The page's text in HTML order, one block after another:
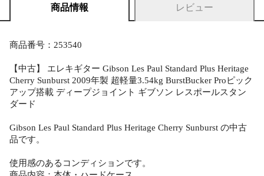
商品情報 レビュー
商品番号：253540
【中古】 エレキギター Gibson Les Paul Standard Plus Heritage
Cherry Sunburst 2009年製 超軽量3.54kg BurstBucker Proピック
アップ搭載 ディープジョイント ギブソン レスポールスタン
ダード
Gibson Les Paul Standard Plus Heritage Cherry Sunburst の中古
品です。
使用感のあるコンディションです。